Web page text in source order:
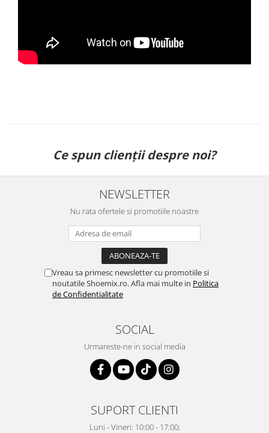
Ce spun clienții despre noi?
NEWSLETTER
Nu rata ofertele si promotiile noastre
Vreau sa primesc newsletter cu promotiile si
noutatile Shoemix.ro. Afla mai multe in Politica
de Confidentialitate
SOCIAL
Urmareste-ne in social media
SUPORT CLIENTI
Luni - Vineri: 10:00 - 17:00;